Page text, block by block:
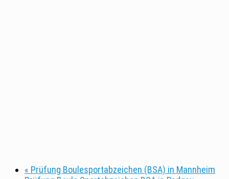
« Prüfung Boulesportabzeichen (BSA) in Mannheim